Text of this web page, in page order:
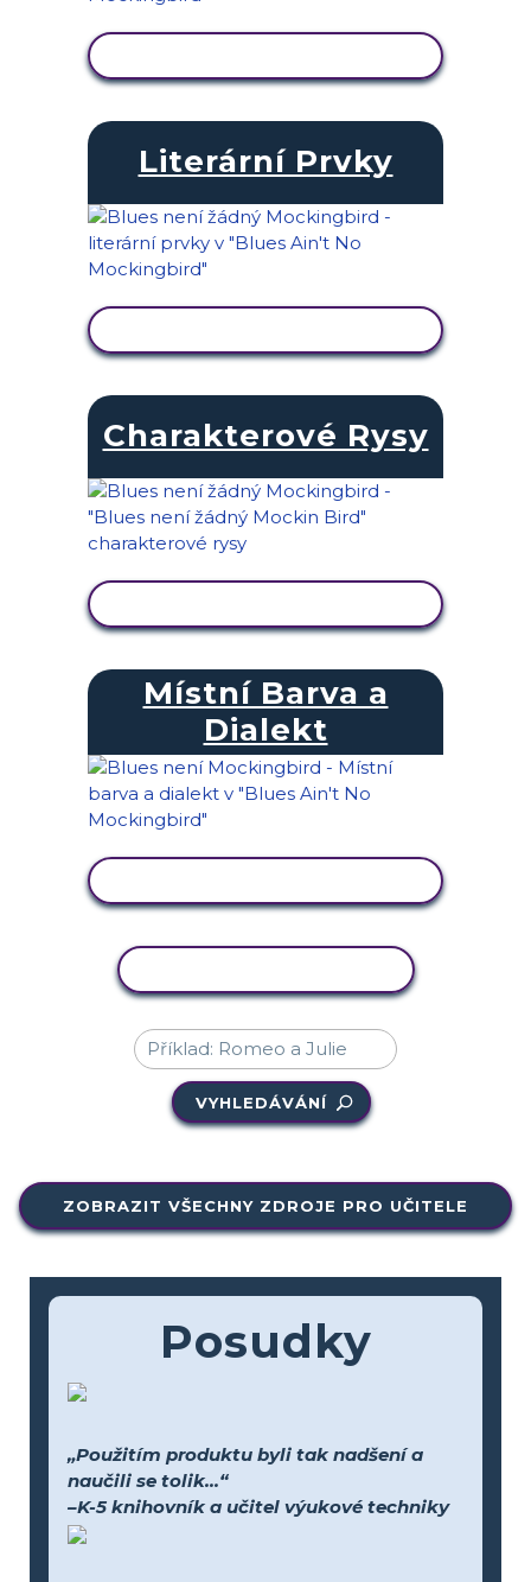
Literární Prvky
Charakterové Rysy
Místní Barva a
Dialekt
VYHLEDÁVÁNÍ
ZOBRAZIT VŠECHNY ZDROJE PRO UČITELE
Posudky
„Použitím produktu byli tak nadšení a
naučili se tolik...“
–K-5 knihovník a učitel výukové techniky